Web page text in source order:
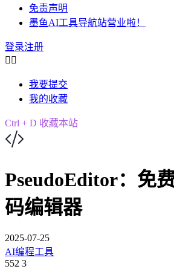
免责声明
墨鱼AI工具导航站营业啦！
登录注册
 
我要提交
我的收藏
Ctrl + D 收藏本站
PseudoEditor：免
码编辑器
2025-07-25
AI编程工具
552 3